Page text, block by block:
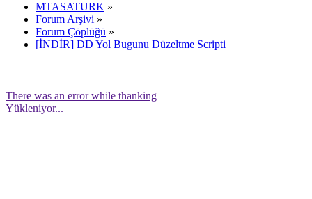
MTASATURK »
Forum Arşivi »
Forum Çöplüğü »
[İNDİR] DD Yol Bugunu Düzeltme Scripti
There was an error while thanking
Yükleniyor...